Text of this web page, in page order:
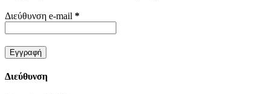
Διεύθυνση e-mail *
Διεύθυνση